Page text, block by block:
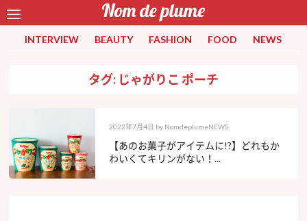
INTERVIEW BEAUTY FASHION FOOD NEWS
タグ: じゃがりこ ポーチ
2022年7月4日 by NomdeplumeNEWS
【あのお菓子がアイテムに!?】どれもか
わいくてキリンがない！...